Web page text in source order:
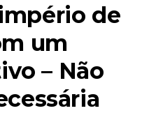
de
um
– Não